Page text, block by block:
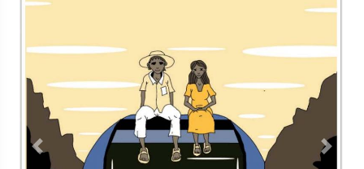
Contacto Directorio Aviso de privacidad